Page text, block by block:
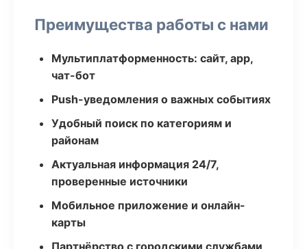
Преимущества работы с нами
Мультиплатформенность: сайт, app,
чат-бот
Push-уведомления о важных событиях
Удобный поиск по категориям и
районам
Актуальная информация 24/7,
проверенные источники
Мобильное приложение и онлайн-
карты
Партнёрство с городскими службами